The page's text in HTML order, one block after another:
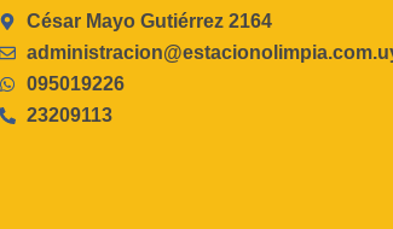
César Mayo Gutiérrez 2164
095019226
23209113